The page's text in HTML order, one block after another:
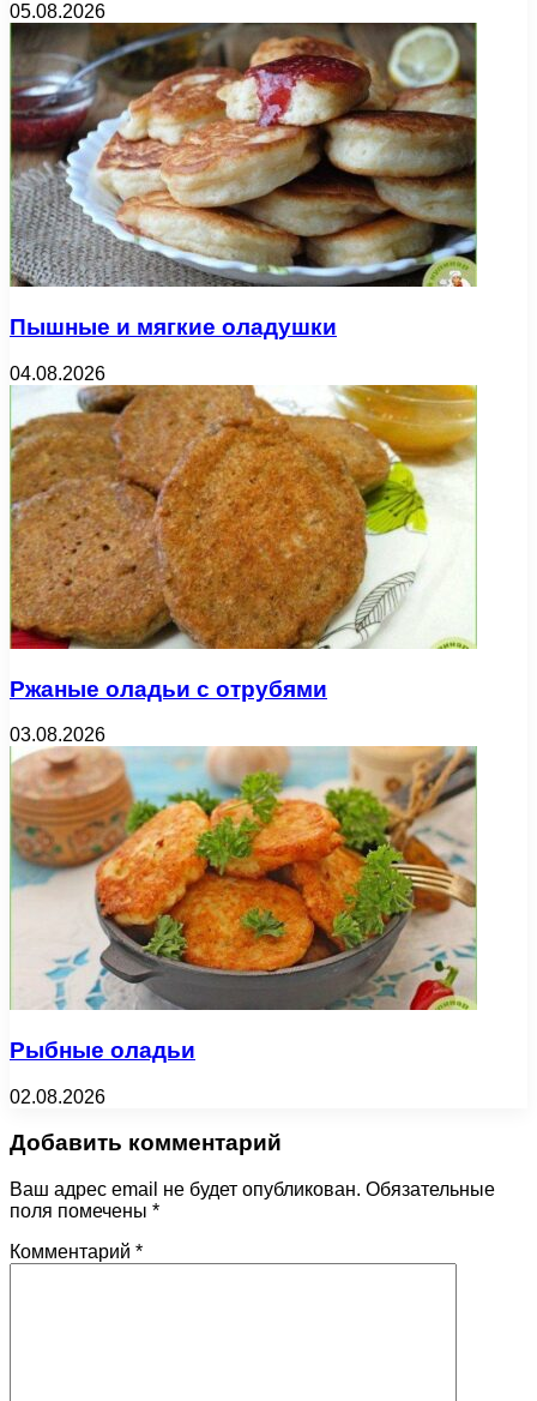
05.08.2026
Пышные и мягкие оладушки
04.08.2026
Ржаные оладьи с отрубями
03.08.2026
Рыбные оладьи
02.08.2026
Добавить комментарий
Ваш адрес email не будет опубликован. Обязательные
поля помечены *
Комментарий *